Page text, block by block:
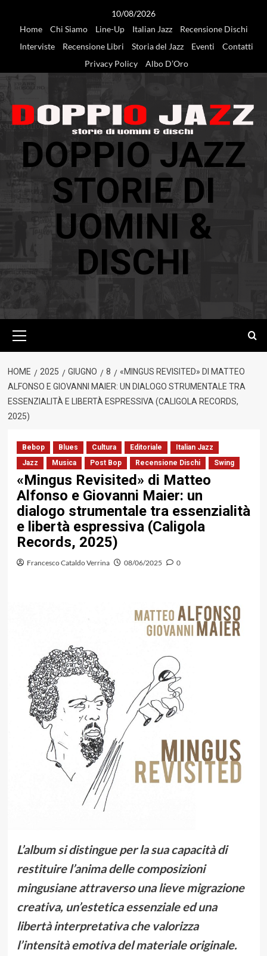
10/08/2026
Home
Chi Siamo Line-Up Italian Jazz
Recensione Dischi
Interviste
Recensione Libri Storia del Jazz Eventi
Contatti
Privacy Policy
Albo D’Oro
DOPPIO JAZZ
STORIE DI
UOMINI &
DISCHI
principale
HOME 2025 GIUGNO 8
«MINGUS REVISITED» DI MATTEO
ALFONSO E GIOVANNI MAIER: UN DIALOGO STRUMENTALE TRA
ESSENZIALITÀ E LIBERTÀ ESPRESSIVA (CALIGOLA RECORDS,
2025)
Bebop Blues Cultura Editoriale
Italian Jazz
Jazz
Musica Post Bop Recensione Dischi Swing
«Mingus Revisited» di Matteo
Alfonso e Giovanni Maier: un
dialogo strumentale tra essenzialità
e libertà espressiva (Caligola
Records, 2025)
Francesco Cataldo Verrina 08/06/2025 0
L’album si distingue per la sua capacità di
restituire l’anima delle composizioni
mingusiane attraverso una lieve migrazione
creativa, un’estetica essenziale ed una
libertà interpretativa che valorizza
l’intensità emotiva del materiale originale.